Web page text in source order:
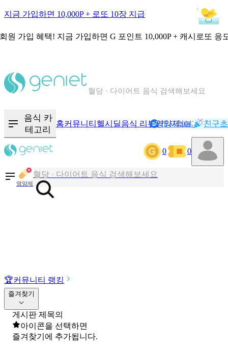
지금 가입하면 10,000P + 로또 10장 지급
원 가입 혜택! 지금 가입하면 G 포인트 10,000P + 캐시로또 응
음식 · 영양제 리뷰를 찾아보세요
음식 카
테고리
홈커뮤니티 헬시딜음식 리뷰영양제NEW기록
캐시리뷰 친구
0 0
영양제
칼로리와 영양성분을 검색해보세요
혈당 · 다이어트 음식 검색해보세요
음식 · 영양제 리뷰를 찾아보세요
🏆커뮤니티 랭킹
즐겨찾기
게시판 제목의
아이콘을 선택하면
즐겨찾기에 추가됩니다.